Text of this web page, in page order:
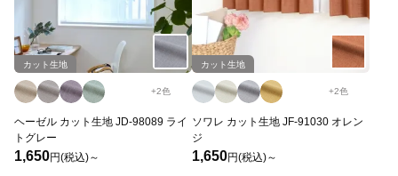
カット生地
+2色
ヘーゼル カット生地 JD-98089 ライ
トグレー
1,650円(税込)～
カット生地
+2色
ソワレ カット生地 JF-91030 オレン
ジ
1,650円(税込)～